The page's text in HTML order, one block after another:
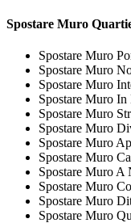
Spostare Muro
Spostare Muro
Spostare Muro
Spostare Muro
Spostare Muro
Spostare Muro
Spostare Muro
Spostare Muro
Spostare Muro
Spostare Muro A
Spostare Muro
Spostare Muro
Spostare Muro